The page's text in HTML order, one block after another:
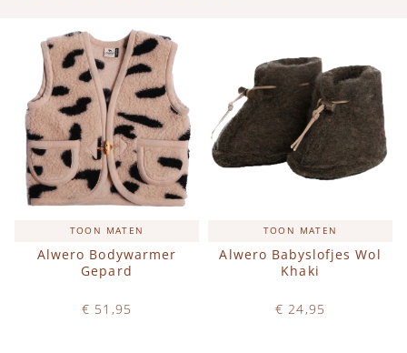
TOON MATEN
Alwero Bodywarmer
Gepard
€ 51,95
TOON MATEN
Alwero Babyslofjes Wol
Khaki
€ 24,95